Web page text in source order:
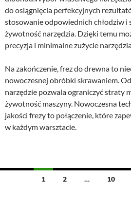
do osiągnięcia perfekcyjnych
stosowanie odpowiednich chłodziw i
żywotność narzędzia. Dzięki temu
precyzja i minimalne zużycie
Na zakończenie, frez do drewna to
nowoczesnej obróbki skrawaniem.
narzędzie pozwala ograniczyć straty
żywotność maszyny. Nowoczesna
jakości frezy to połączenie, które
w każdym warsztacie.
Nawigacja
1 2 … 10